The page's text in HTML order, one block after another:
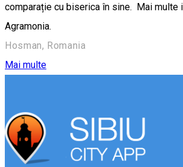
comparație cu biserica în sine. Mai
Agramonia.
Hosman, Romania
Mai multe